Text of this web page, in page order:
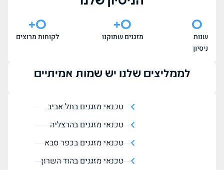
שנות
ניסיון
0
מזגנים שתוקנו
0
+
לקוחות מרוצים
0
+
לממליצים שלנו יש שמות אמיתיים
טכנאי מזגנים בתל אביב
טכנאי מזגנים בהרצליה
טכנאי מזגנים בכפר סבא
טכנאי מזגנים בהוד השרון